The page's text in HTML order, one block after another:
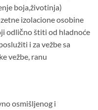
boja,životinja)
izolacione osobine
odlično štiti od hladnoće
i za vežbe sa
vežbe, ranu
osmišljenog i